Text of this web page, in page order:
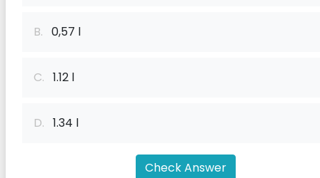
B. 0,57 l
C. 1.12 l
D. 1.34 l
Check Answer